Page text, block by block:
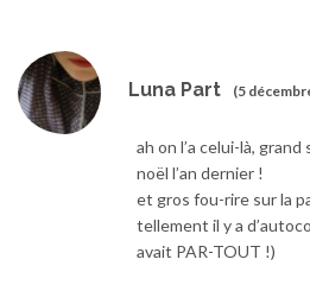
Luna Part (5
ah on l’a celui-là,
noël l’an dernier !
et gros fou-rire sur la
tellement il y a
avait PAR-TOUT !)